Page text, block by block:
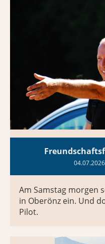
04.07.2026
Am Samstag morgen
in Oberönz ein. Und
Pilot.